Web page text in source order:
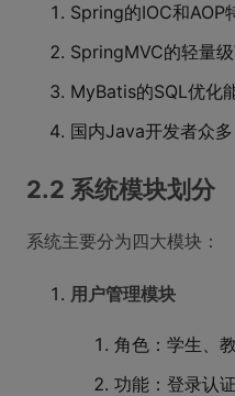
Spring的IOC和AOP
SpringMVC的轻量
MyBatis的SQL优化
国内Java开发者众
2.2 系统模块划分
系统主要分为四大模块：
用户管理模块
角色：学生、
功能：登录认